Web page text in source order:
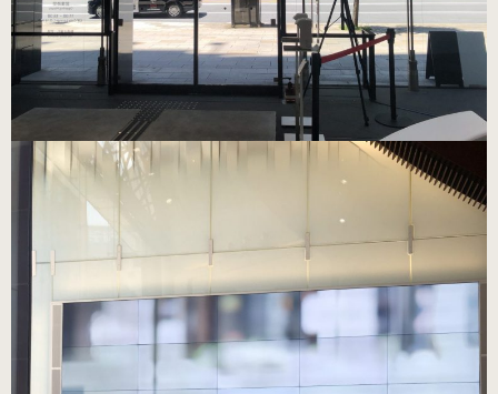
3WAY (ワイン・本革)
数量限定商品（22.0～25.0cm）
ブラック・本革
数量限定商品（22.0～25.0cm）
ゴールド
数量限定商品（22.0～25.0cm）
シルバー